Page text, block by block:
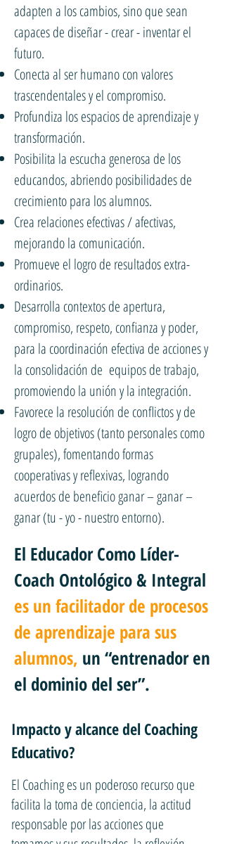
adapten a los cambios, sino que sean
capaces de diseñar - crear - inventar el
futuro.
Conecta al ser humano con valores
trascendentales y el compromiso.
Profundiza los espacios de aprendizaje y
transformación.
Posibilita la escucha generosa de los
educandos, abriendo posibilidades de
crecimiento para los alumnos.
Crea relaciones efectivas / afectivas,
mejorando la comunicación.
Promueve el logro de resultados extra-
ordinarios.
Desarrolla contextos de apertura,
compromiso, respeto, confianza y poder,
para la coordinación efectiva de acciones y
la consolidación de equipos de trabajo,
promoviendo la unión y la integración.
Favorece la resolución de conflictos y de
logro de objetivos (tanto personales como
grupales), fomentando formas
cooperativas y reflexivas, logrando
acuerdos de beneficio ganar – ganar –
ganar (tu - yo - nuestro entorno).
El Educador Como Líder-
Coach Ontológico & Integral
es un facilitador de procesos
de aprendizaje para sus
alumnos, un “entrenador en
el dominio del ser”.
Impacto y alcance del Coaching
Educativo?
El Coaching es un poderoso recurso que
facilita la toma de conciencia, la actitud
responsable por las acciones que